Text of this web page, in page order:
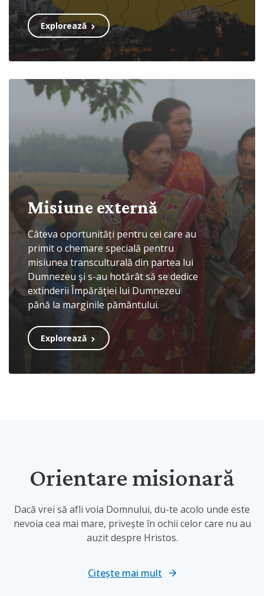
Explorează
Explorează
Misiune externă
Câteva oportunități pentru cei care au
primit o chemare specială pentru
misiunea transculturală din partea lui
Dumnezeu şi s-au hotărât să se dedice
extinderii Împărăţiei lui Dumnezeu
până la marginile pământului.
Explorează
Orientare misionară
Dacă vrei să afli voia Domnului, du-te acolo unde este
nevoia cea mai mare, privește în ochii celor care nu au
auzit despre Hristos.
Citește mai mult